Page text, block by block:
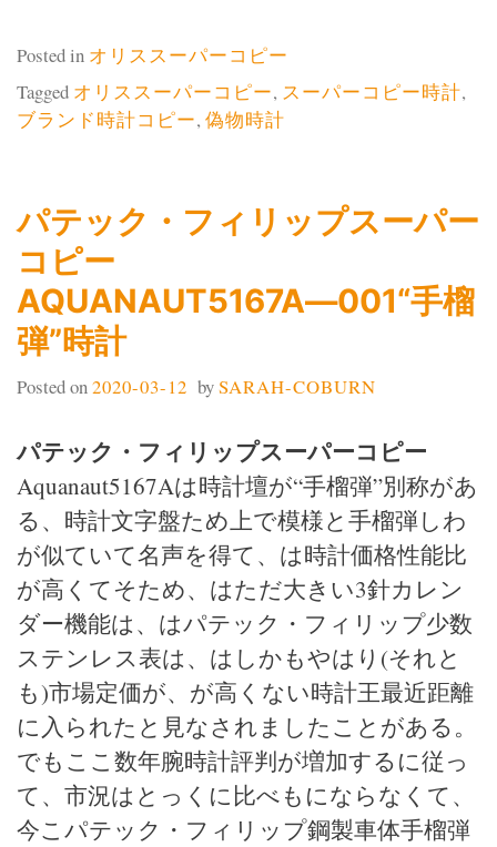
Posted in オリススーパーコピー
Tagged オリススーパーコピー, スーパーコピー時計,
ブランド時計コピー, 偽物時計
パテック・フィリップスーパー
コピー
AQUANAUT5167A―001“手榴
弾”時計
Posted on2020-03-12 bySARAH-COBURN
パテック・フィリップスーパーコピー
Aquanaut5167Aは時計壇が“手榴弾”別称があ
る、時計文字盤ため上で模様と手榴弾しわ
が似ていて名声を得て、は時計価格性能比
が高くてそため、はただ大きい3針カレン
ダー機能は、はパテック・フィリップ少数
ステンレス表は、はしかもやはり(それと
も)市場定価が、が高くない時計王最近距離
に入られたと見なされましたことがある。
でもここ数年腕時計評判が増加するに従っ
て、市況はとっくに比べもにならなくて、
今こパテック・フィリップ鋼製車体手榴弾